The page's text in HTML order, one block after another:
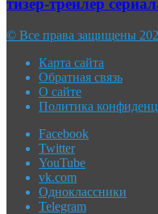
тизер-трейлер
© Все права защищены
Карта сайта
Обратная связь
О сайте
Политика
Facebook
Twitter
YouTube
vk.com
Одноклассники
Telegram